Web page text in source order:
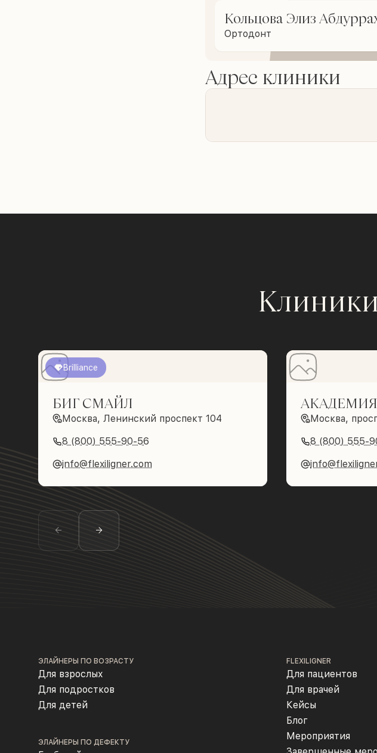
Кольцова Элиз
Ортодонт
Адрес клиники
Brilliance
БИГ СМАЙЛ
Москва, Ленинский проспект 104
8 (800) 555-90-56
info@flexiligner.com
Москва,
8 (800) 555-
ЭЛАЙНЕРЫ ПО ВОЗРАСТУ
Для взрослых
Для подростков
Для детей
ЭЛАЙНЕРЫ ПО ДЕФЕКТУ
FLEXILIGNER
Для пациентов
Для врачей
Кейсы
Блог
Мероприятия